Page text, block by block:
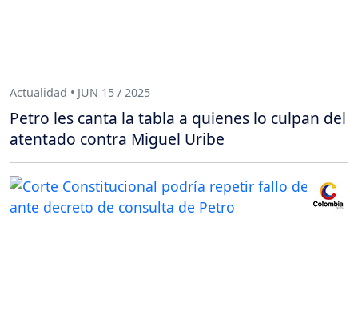
Actualidad • JUN 15 / 2025
Petro les canta la tabla a quienes lo culpan del
atentado contra Miguel Uribe